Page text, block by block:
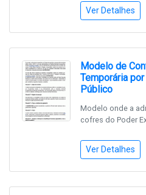
Ver Detalhes
Modelo de
Temporária
Público
Modelo onde a
cofres do Poder
Ver Detalhes